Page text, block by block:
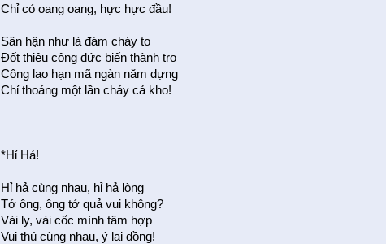
Chỉ có oang oang, hực hực đầu!
Sân hận như là đám cháy to
Đốt thiêu công đức biến thành tro
Công lao hạn mã ngàn năm dựng
Chỉ thoáng một lần cháy cả kho!
*Hỉ Hả!
Hỉ hả cùng nhau, hỉ hả lòng
Tớ ông, ông tớ quả vui không?
Vài ly, vài cốc mình tâm hợp
Vui thú cùng nhau, ý lại đồng!